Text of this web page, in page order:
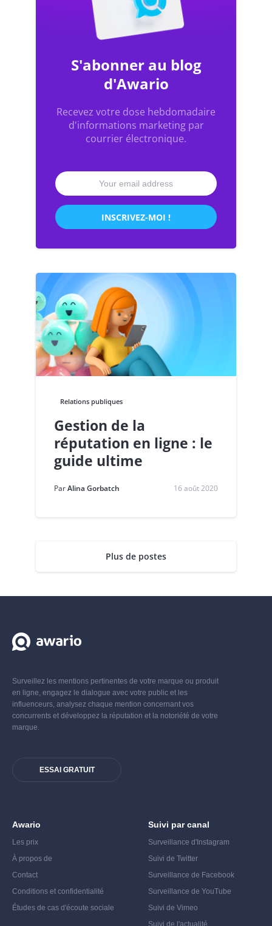
S'abonner au blog
d'Awario
Recevez votre dose hebdomadaire
d'informations marketing par
courrier électronique.
INSCRIVEZ-MOI !
Relations publiques
Gestion de la
réputation en ligne : le
guide ultime
ParAlina Gorbatch 16 août 2020
Plus de postes
Surveillez les mentions pertinentes de votre marque ou produit
en ligne, engagez le dialogue avec votre public et les
influenceurs, analysez chaque mention concernant vos
concurrents et développez la réputation et la notoriété de votre
marque.
ESSAI GRATUIT
Awario
Les prix
À propos de
Contact
Conditions et confidentialité
Études de cas d'écoute sociale
Suivi par canal
Surveillance d'Instagram
Suivi de Twitter
Surveillance de Facebook
Surveillance de YouTube
Suivi de Vimeo
Suivi de l'actualité